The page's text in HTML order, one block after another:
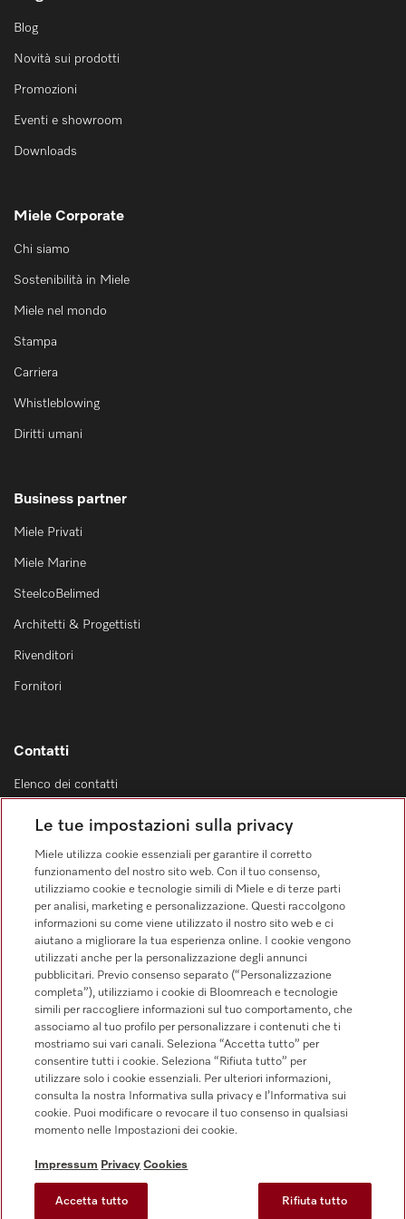
Blog
Novità sui prodotti
Promozioni
Eventi e showroom
Downloads
Miele Corporate
Chi siamo
Sostenibilità in Miele
Miele nel mondo
Stampa
Carriera
Whistleblowing
Diritti umani
Business partner
Miele Privati
Miele Marine
SteelcoBelimed
Architetti & Progettisti
Rivenditori
Fornitori
Contatti
Elenco dei contatti
0471 666 319
0471 666 319
Segui Miele Professional
Tutela della privacy
Le tue impostazioni sulla privacy
Miele utilizza cookie essenziali per garantire il corretto
funzionamento del nostro sito web. Con il tuo consenso,
utilizziamo cookie e tecnologie simili di Miele e di terze parti
per analisi, marketing e personalizzazione. Questi raccolgono
informazioni su come viene utilizzato il nostro sito web e ci
aiutano a migliorare la tua esperienza online. I cookie vengono
utilizzati anche per la personalizzazione degli annunci
pubblicitari. Previo consenso separato (“Personalizzazione
completa”), utilizziamo i cookie di Bloomreach e tecnologie
simili per raccogliere informazioni sul tuo comportamento, che
associamo al tuo profilo per personalizzare i contenuti che ti
mostriamo sui vari canali. Seleziona “Accetta tutto” per
consentire tutti i cookie. Seleziona “Rifiuta tutto” per
utilizzare solo i cookie essenziali. Per ulteriori informazioni,
consulta la nostra Informativa sulla privacy e l’Informativa sui
cookie. Puoi modificare o revocare il tuo consenso in qualsiasi
momento nelle Impostazioni dei cookie.
Impressum Privacy Cookies
Accetta tutto Rifiuta tutto